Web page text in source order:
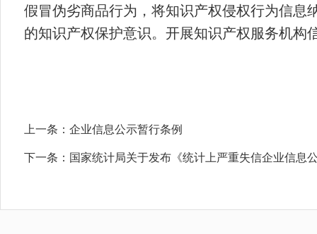
假冒伪劣商品行为，将知识产权侵权行为信息
的知识产权保护意识。开展知识产权服务机构
上一条： 企业信息公示暂行条例
下一条： 国家统计局关于发布《统计上严重失信企业信息